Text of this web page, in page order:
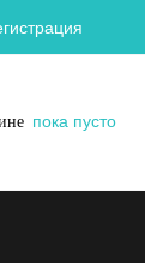
пока пусто